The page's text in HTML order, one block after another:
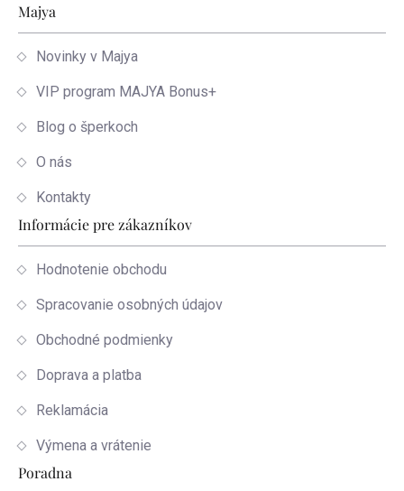
Zápätie
Majya
Novinky v Majya
VIP program MAJYA Bonus+
Blog o šperkoch
O nás
Kontakty
Informácie pre zákazníkov
Hodnotenie obchodu
Spracovanie osobných údajov
Obchodné podmienky
Doprava a platba
Reklamácia
Výmena a vrátenie
Poradna